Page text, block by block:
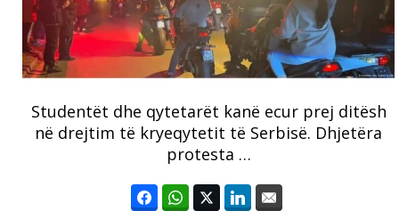
Studentët dhe qytetarët kanë ecur prej ditësh
në drejtim të kryeqytetit të Serbisë. Dhjetëra
protesta …